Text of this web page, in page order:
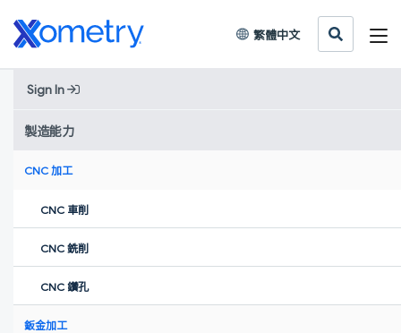
繁體中文
Sign In
製造能力
CNC 加工
CNC 車削
CNC 銑削
CNC 鑽孔
鈑金加工
Home»客戶案例
飛行
跨越阿爾卑斯山的零排放——
Cellsius 如何實現氫能驅動飛行
Xometry助力H2-Sling以增材製造實現高效氫能飛行創新。